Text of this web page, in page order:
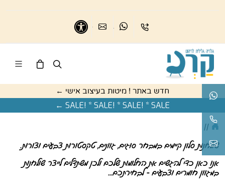
נשמח לדברבואו נדברכיתבו לנו
בואו נדבר
karnigallery@gmail.com
חדש באתר ! מיטות בעיצוב אישי ←
SALE! * SALE! * SALE! * SALE ←
//
שולחנות סלון קיימים במבחר סוגים, גוונים, טקסטורות צבעים וצורות.
אנו כאן כדי להגשים את החלומות שלכם ולכן משתדלים לייצר שולחנות
במגוון חומרים וצבעים - לבחירתכם...